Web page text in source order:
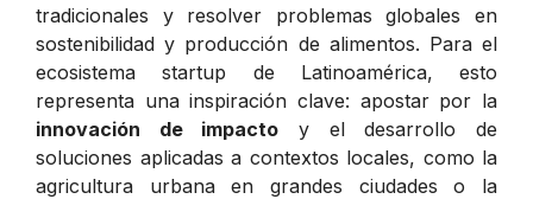
tradicionales y resolver problemas globales en
sostenibilidad y producción de alimentos. Para el
ecosistema startup de Latinoamérica, esto
representa una inspiración clave: apostar por la
innovación de impacto y el desarrollo de
soluciones aplicadas a contextos locales, como la
agricultura urbana en grandes ciudades o la